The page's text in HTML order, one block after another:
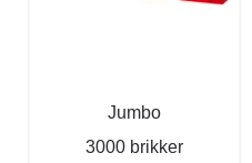
Jumbo
3000 brikker